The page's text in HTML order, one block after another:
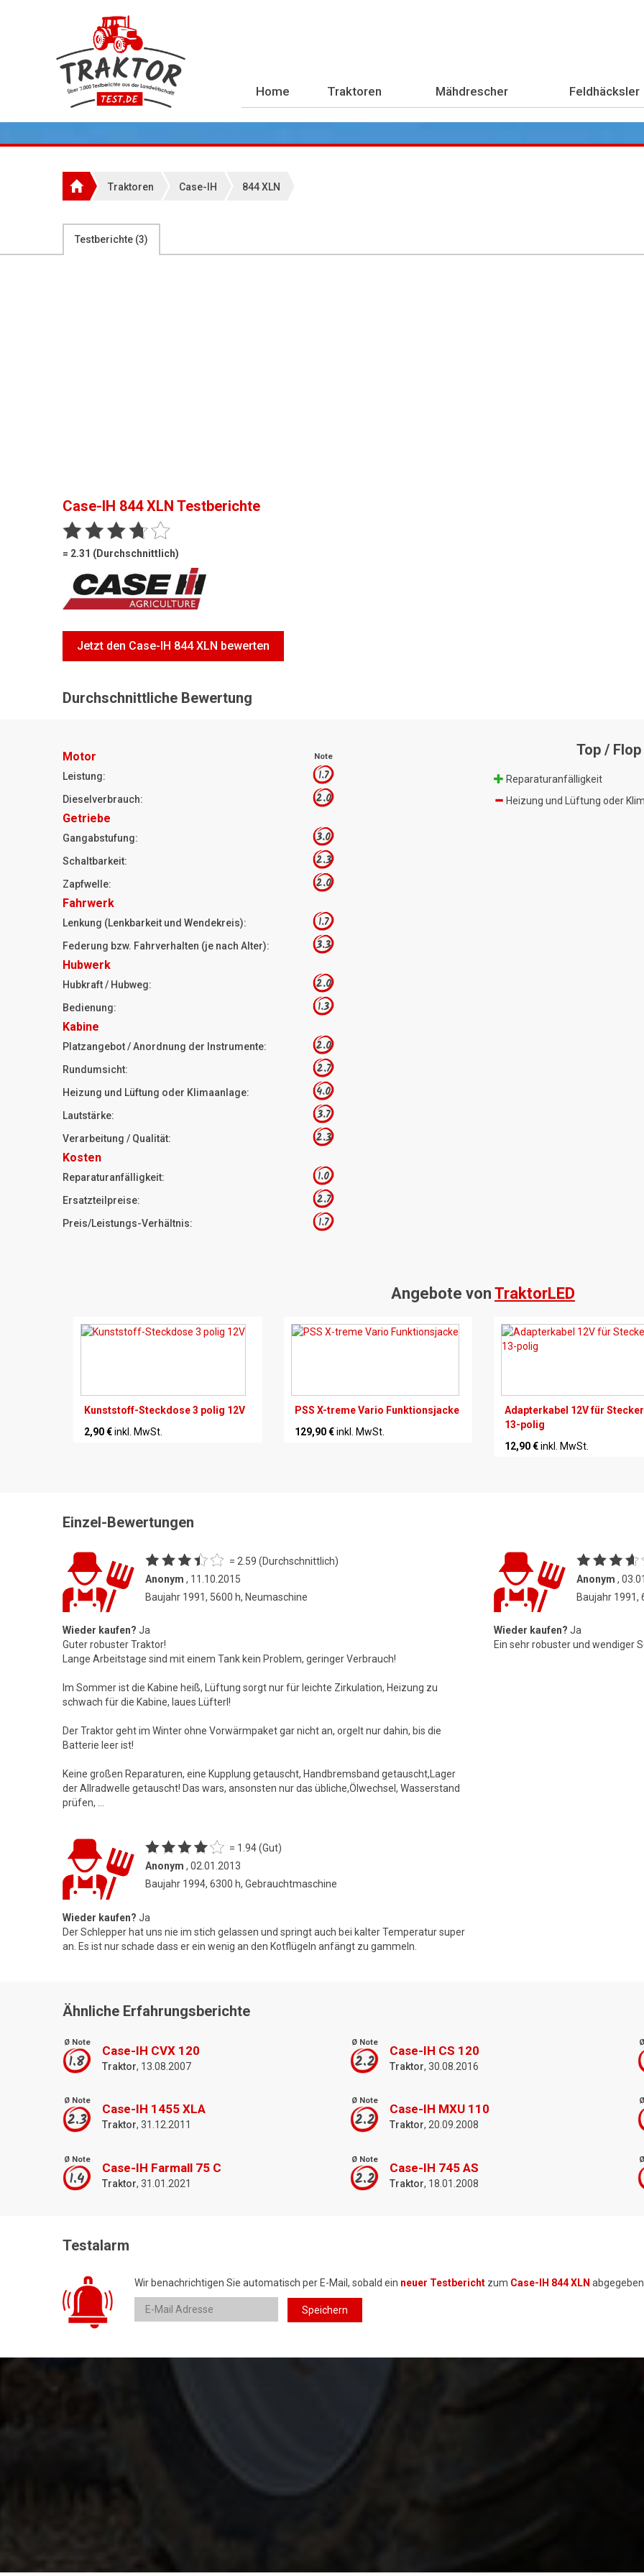
Home Traktoren Mähdrescher Feldhäcksler
Traktoren Case-IH 844 XLN
Testberichte (3)
Case-IH 844 XLN Testberichte
= 2.31 (Durchschnittlich)
Jetzt den Case-IH 844 XLN bewerten
Durchschnittliche Bewertung
Motor Note
Leistung: 1.7
Dieselverbrauch: 2.0
Getriebe
Gangabstufung: 3.0
Schaltbarkeit: 2.3
Zapfwelle: 2.0
Fahrwerk
Lenkung (Lenkbarkeit und Wendekreis): 1.7
Federung bzw. Fahrverhalten (je nach Alter): 3.3
Hubwerk
Hubkraft / Hubweg: 2.0
Bedienung: 1.3
Kabine
Platzangebot / Anordnung der Instrumente: 2.0
Rundumsicht: 2.7
Heizung und Lüftung oder Klimaanlage: 4.0
Lautstärke: 3.7
Verarbeitung / Qualität: 2.3
Kosten
Reparaturanfälligkeit: 1.0
Ersatzteilpreise: 2.7
Preis/Leistungs-Verhältnis: 1.7
Top / Flop
Reparaturanfälligkeit
Heizung und Lüftung oder
Angebote von TraktorLED
Kunststoff-Steckdose 3 polig 12V
2,90 €inkl. MwSt.
PSS X-treme Vario Funktionsjacke
129,90 € inkl. MwSt.
Adapterkabel 12V für
13-polig
12,90 €inkl. MwSt.
Einzel-Bewertungen
= 2.59 (Durchschnittlich)
Anonym , 11.10.2015
Baujahr 1991, 5600 h, Neumaschine
Wieder kaufen? Ja
Guter robuster Traktor!
Lange Arbeitstage sind mit einem Tank kein Problem, geringer Verbrauch!
Im Sommer ist die Kabine heiß, Lüftung sorgt nur für leichte Zirkulation, Heizung zu
schwach für die Kabine, laues Lüfterl!
Der Traktor geht im Winter ohne Vorwärmpaket gar nicht an, orgelt nur dahin, bis die
Batterie leer ist!
Keine großen Reparaturen, eine Kupplung getauscht, Handbremsband getauscht,Lager
der Allradwelle getauscht! Das wars, ansonsten nur das übliche,Ölwechsel, Wasserstand
prüfen, ...
Anonym ,
Baujahr 1991,
Wieder kaufen? Ja
Ein sehr robuster und wendiger
= 1.94 (Gut)
Anonym , 02.01.2013
Baujahr 1994, 6300 h, Gebrauchtmaschine
Wieder kaufen? Ja
Der Schlepper hat uns nie im stich gelassen und springt auch bei kalter Temperatur super
an. Es ist nur schade dass er ein wenig an den Kotflügeln anfängt zu gammeln.
Ähnliche Erfahrungsberichte
Ø Note
1.8
Case-IH CVX 120
Traktor, 13.08.2007
Ø Note
2.2
Case-IH CS 120
Traktor, 30.08.2016
Ø Note
2.3
Case-IH 1455 XLA
Traktor, 31.12.2011
Ø Note
2.2
Case-IH MXU 110
Traktor, 20.09.2008
Ø Note
1.4
Case-IH Farmall 75 C
Traktor, 31.01.2021
Ø Note
2.2
Case-IH 745 AS
Traktor, 18.01.2008
Testalarm
Wir benachrichtigen Sie automatisch per E-Mail, sobald ein neuer Testbericht zum Case-IH 844 XLN
Speichern